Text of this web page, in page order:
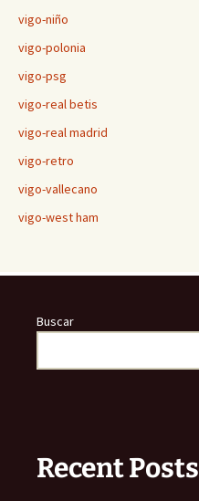
vigo-niño
vigo-polonia
vigo-psg
vigo-real betis
vigo-real madrid
vigo-retro
vigo-vallecano
vigo-west ham
Buscar
Recent Posts